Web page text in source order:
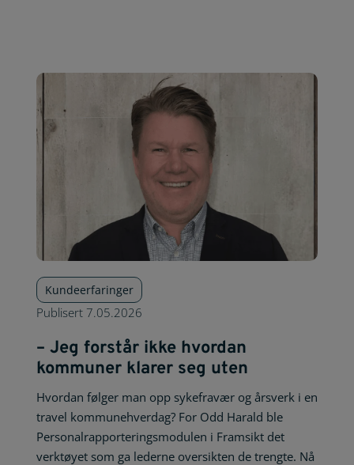
Kundeerfaringer
Publisert 7.05.2026
– Jeg forstår ikke hvordan
kommuner klarer seg uten
Hvordan følger man opp sykefravær og årsverk i en
travel kommunehverdag? For Odd Harald ble
Personalrapporteringsmodulen i Framsikt det
verktøyet som ga lederne oversikten de trengte. Nå